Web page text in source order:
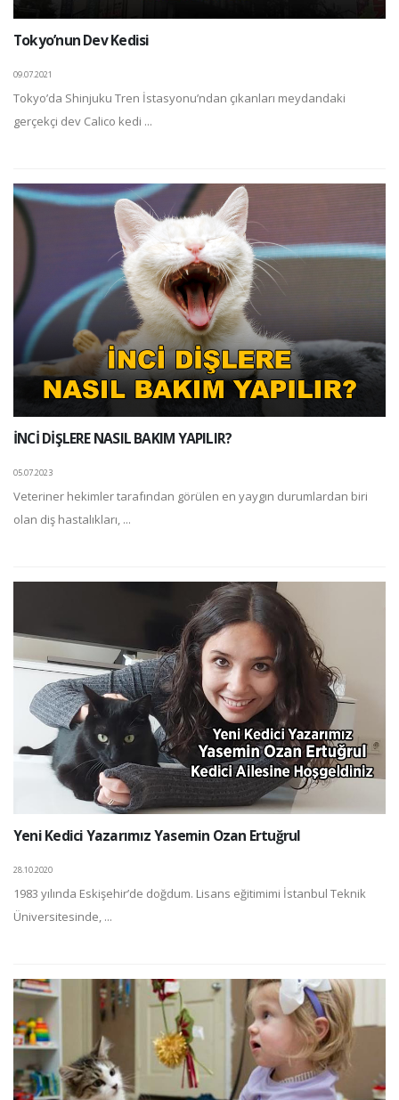
Tokyo’nun Dev Kedisi
09.07.2021
Tokyo’da Shinjuku Tren İstasyonu’ndan çıkanları meydandaki
gerçekçi dev Calico kedi ...
İNCİ DİŞLERE NASIL BAKIM YAPILIR?
05.07.2023
Veteriner hekimler tarafından görülen en yaygın durumlardan biri
olan diş hastalıkları, ...
Yeni Kedici Yazarımız Yasemin Ozan Ertuğrul
28.10.2020
1983 yılında Eskişehir’de doğdum. Lisans eğitimimi İstanbul Teknik
Üniversitesinde, ...